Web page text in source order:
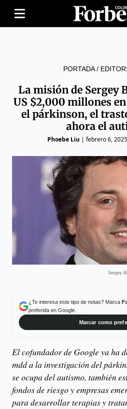
PORTADA/
La misión de Sergey
US $2,000 millones
el párkinson, el
ahora el
Phoebe Liu | febrero 6,
Sergey
¿Te interesa este tipo de notas? Marca
preferida en Google.
Marcar como
El cofundador de Google ya ha
mdd a la investigación del
se ocupa del autismo, también
fondos de riesgo y empresas
para desarrollar terapias y